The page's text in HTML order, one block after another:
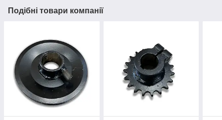
Подібні товари компанії